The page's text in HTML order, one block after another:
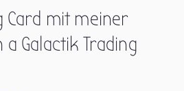
Card mit meiner
a Galactik Trading